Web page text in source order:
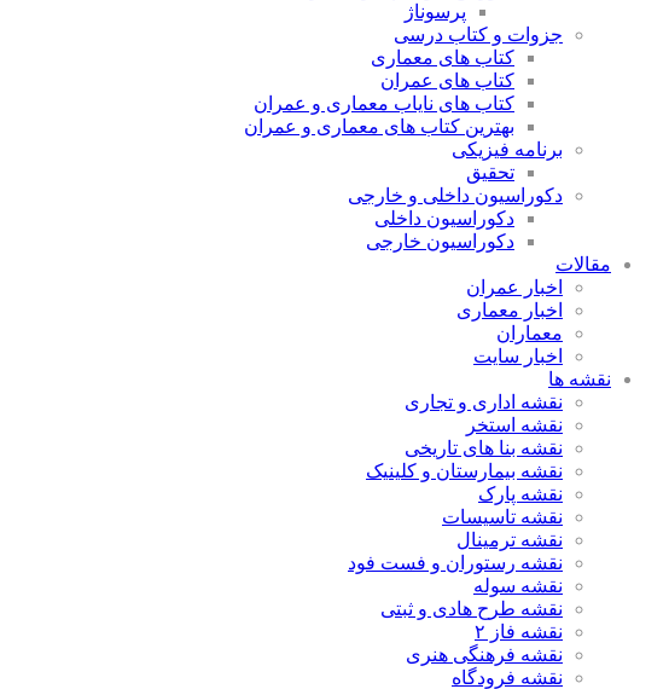
پرسوناژ
جزوات و کتاب درسی
کتاب های معماری
کتاب های عمران
کتاب های نایاب معماری و عمران
بهترین کتاب های معماری و عمران
برنامه فیزیکی
تحقیق
دکوراسیون داخلی و خارجی
دکوراسیون داخلی
دکوراسیون خارجی
مقالات
اخبار عمران
اخبار معماری
معماران
اخبار سایت
نقشه ها
نقشه اداری و تجاری
نقشه استخر
نقشه بنا های تاریخی
نقشه بیمارستان و کلینیک
نقشه پارک
نقشه تاسیسات
نقشه ترمینال
نقشه رستوران و فست فود
نقشه سوله
نقشه طرح هادی و ثبتی
نقشه فاز ۲
نقشه فرهنگی هنری
نقشه فرودگاه